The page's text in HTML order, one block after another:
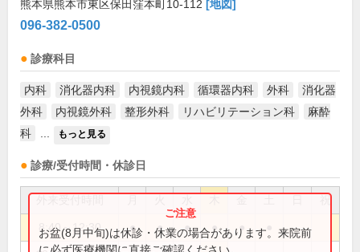
熊本県熊本市東区保田窪本町10-112 [地図]
096-382-0500
診療科目
内科 消化器内科 内視鏡内科 循環器内科 外科
消化器
外科
内視鏡外科 整形外科 リハビリテーション科
麻酔
科
もっと見る
診療/受付時間・休診日
祝
8:40～12:30 ● ● ● ● ●
お盆(8月中旬)は休診・休業の場合があります。来院前
に必ず医療機関に直接ご確認ください。